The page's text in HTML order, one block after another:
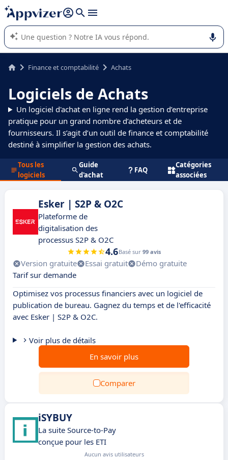
répondre (plusieurs lignes avec
L'IA de Appvizer vous guide dans l'utilisation ou la sélection de
logiciel SaaS en entreprise.
Finance et comptabilité Achats
Logiciels de Achats
Un logiciel d'achat en ligne rend la gestion d’entreprise
pratique pour un grand nombre d’acheteurs et de
fournisseurs. Il s’agit d’un outil de finance et comptabilité
destiné à simplifier la gestion des achats.
Tous les
logiciels
Guide
d'achat
FAQ
Catégories
associées
Esker | S2P & O2C
Plateforme de
digitalisation des
processus S2P & O2C
4.6Basé sur 99 avis
Version gratuite Essai gratuit
Démo gratuite
Tarif sur demande
Optimisez vos processus financiers avec un logiciel de
publication de bureau. Gagnez du temps et de l'efficacité
avec Esker | S2P & O2C.
Voir plus de détails
En savoir plus
Comparer
iSYBUY
La suite Source-to-Pay
conçue pour les ETI
Aucun avis utilisateurs